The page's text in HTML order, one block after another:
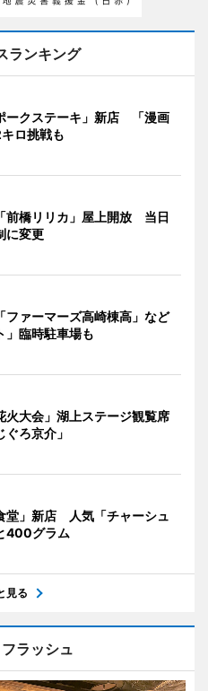
ランキング
ークステーキ」新店 「漫画
ロ挑戦も
前橋リリカ」屋上開放 当日
に変更
ファーマーズ高崎棟高」など
」臨時駐車場も
火大会」湖上ステージ観覧席
ろ京介」
堂」新店 人気「チャーシュ
400グラム
見る
ラッシュ